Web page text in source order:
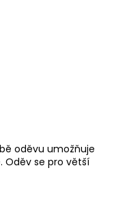
oděvu umožňuje
Oděv se pro větší